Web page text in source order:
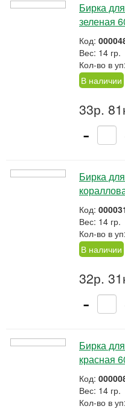
Бирка
зеленая
Код:
Вес: 14 гр.
Кол-во в уп:
В наличии
33р.
-
Бирка
Код:
Вес: 14 гр.
Кол-во в уп:
В наличии
32р.
-
Бирка
красная
Код:
Вес: 14 гр.
Кол-во в уп: